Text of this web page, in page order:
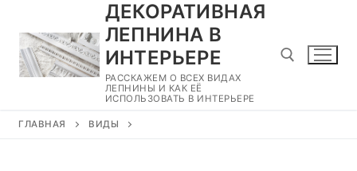
содержимому
ДЕКОРАТИВНАЯ
ЛЕПНИНА В
ИНТЕРЬЕРЕ
РАССКАЖЕМ О ВСЕХ ВИДАХ
ЛЕПНИНЫ И КАК ЕЁ
ИСПОЛЬЗОВАТЬ В ИНТЕРЬЕРЕ
ГЛАВНАЯ ВИДЫ